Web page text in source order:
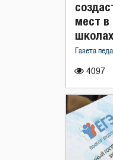
4097
мест в
Газета